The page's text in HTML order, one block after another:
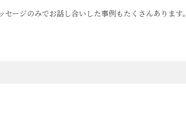
ージのみでお話し合いした事例もたくさんあります。